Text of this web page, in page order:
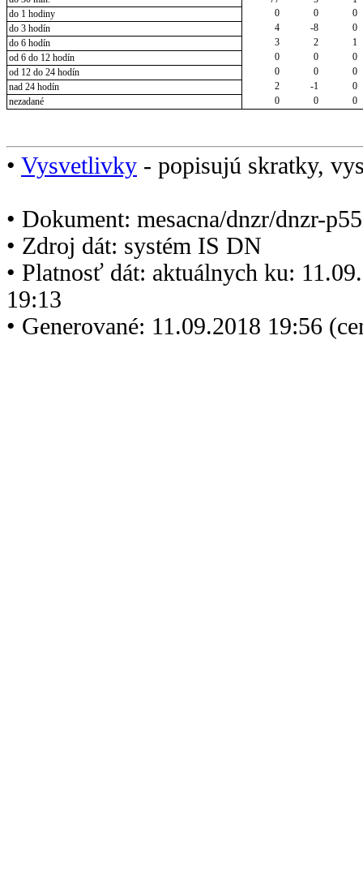
do 1 hodiny
0 0
0
do 3 hodín
4 -8
0
do 6 hodín
3 2
1
od 6 do 12 hodín
0 0
0
od 12 do 24 hodín
0 0
0
nad 24 hodín
2 -1
0
nezadané
0 0 0
• Vysvetlivky - popisujú skratky,
• Dokument: mesacna/dnzr/dnzr-
• Zdroj dát: systém IS DN
• Platnosť dát: aktuálnych ku:
19:13
• Generované: 11.09.2018 19:56